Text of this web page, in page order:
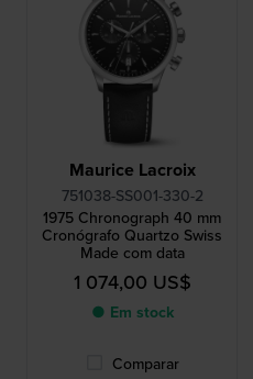
Maurice Lacroix
751038-SS001-330-2
1975 Chronograph 40 mm
Cronógrafo Quartzo Swiss
Made com data
1 074,00 US$
● Em stock
Comparar